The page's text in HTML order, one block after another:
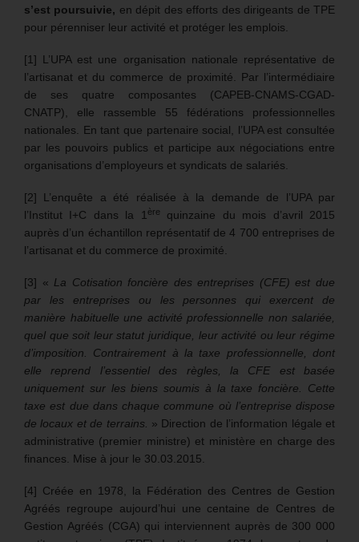
s’est poursuivie, en dépit des efforts des dirigeants de TPE
pour pérenniser leur activité et protéger les emplois.
[1] L’UPA est une organisation nationale représentative de
l’artisanat et du commerce de proximité. Par l’intermédiaire
de ses quatre composantes (CAPEB-CNAMS-CGAD-
CNATP), elle rassemble 55 fédérations professionnelles
nationales. En tant que partenaire social, l’UPA est consultée
par les pouvoirs publics et participe aux négociations entre
organisations d’employeurs et syndicats de salariés.
[2] L’enquête a été réalisée à la demande de l’UPA par
l’Institut I+C dans la 1ère
quinzaine du mois d’avril 2015
auprès d’un échantillon représentatif de 4 700 entreprises de
l’artisanat et du commerce de proximité.
[3] « La Cotisation foncière des entreprises (CFE) est due
par les entreprises ou les personnes qui exercent de
manière habituelle une activité professionnelle non salariée,
quel que soit leur statut juridique, leur activité ou leur régime
d’imposition. Contrairement à la taxe professionnelle, dont
elle reprend l’essentiel des règles, la CFE est basée
uniquement sur les biens soumis à la taxe foncière. Cette
taxe est due dans chaque commune où l’entreprise dispose
de locaux et de terrains. » Direction de l’information légale et
administrative (premier ministre) et ministère en charge des
finances. Mise à jour le 30.03.2015.
[4] Créée en 1978, la Fédération des Centres de Gestion
Agréés regroupe aujourd’hui une centaine de Centres de
Gestion Agréés (CGA) qui interviennent auprès de 300 000